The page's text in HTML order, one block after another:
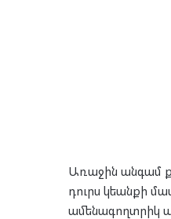
Առաջին անգամ
դուրս կեանքի
ամենագողտրիկ